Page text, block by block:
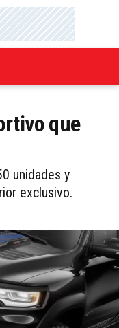
que
unidades y
exclusivo.